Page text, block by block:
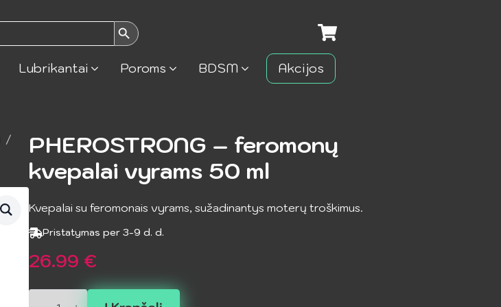
Search Button
Lubrikantai Poroms BDSM Akcijos
PHEROSTRONG – feromonų
kvepalai vyrams 50 ml
Kvepalai su feromonais vyrams, sužadinantys moterų troškimus.
Pristatymas per 3-9 d. d.
26.99 €
produkto